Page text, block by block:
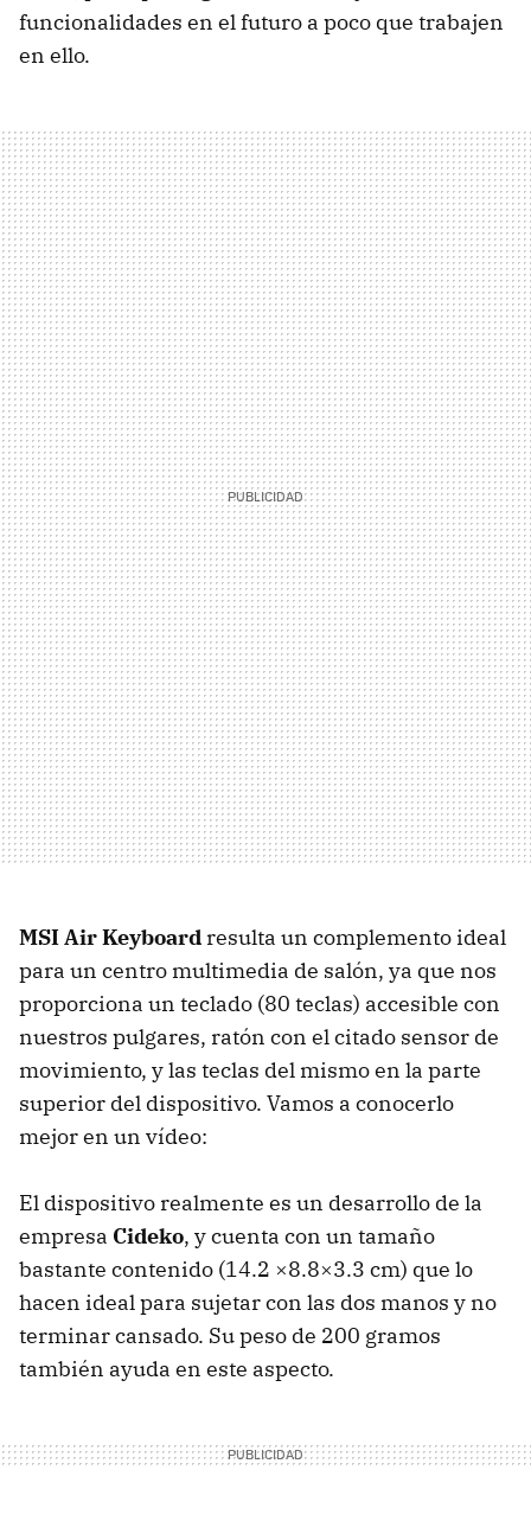
funcionalidades en el futuro a poco que trabajen
en ello.
MSIAir Keyboard resulta un complemento ideal
para un centro multimedia de salón, ya que nos
proporciona un teclado (80 teclas) accesible con
nuestros pulgares, ratón con el citado sensor de
movimiento, y las teclas del mismo en la parte
superior del dispositivo. Vamos a conocerlo
mejor en un vídeo:
El dispositivo realmente es un desarrollo de la
empresa Cideko, y cuenta con un tamaño
bastante contenido (14.2 ×8.8×3.3 cm) que lo
hacen ideal para sujetar con las dos manos y no
terminar cansado. Su peso de 200 gramos
también ayuda en este aspecto.